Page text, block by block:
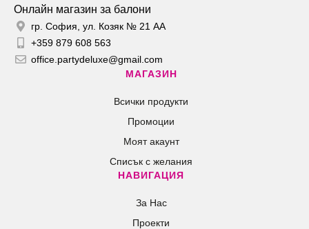
Онлайн магазин за балони
гр. София, ул. Козяк № 21 АА
+359 879 608 563
office.partydeluxe@gmail.com
МАГАЗИН
Всички продукти
Промоции
Моят акаунт
Списък с желания
НАВИГАЦИЯ
За Нас
Проекти